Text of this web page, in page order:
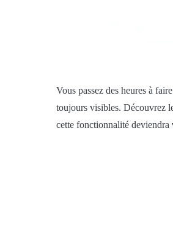
Vous passez des heures à
toujours visibles. Découvrez
cette fonctionnalité deviendra